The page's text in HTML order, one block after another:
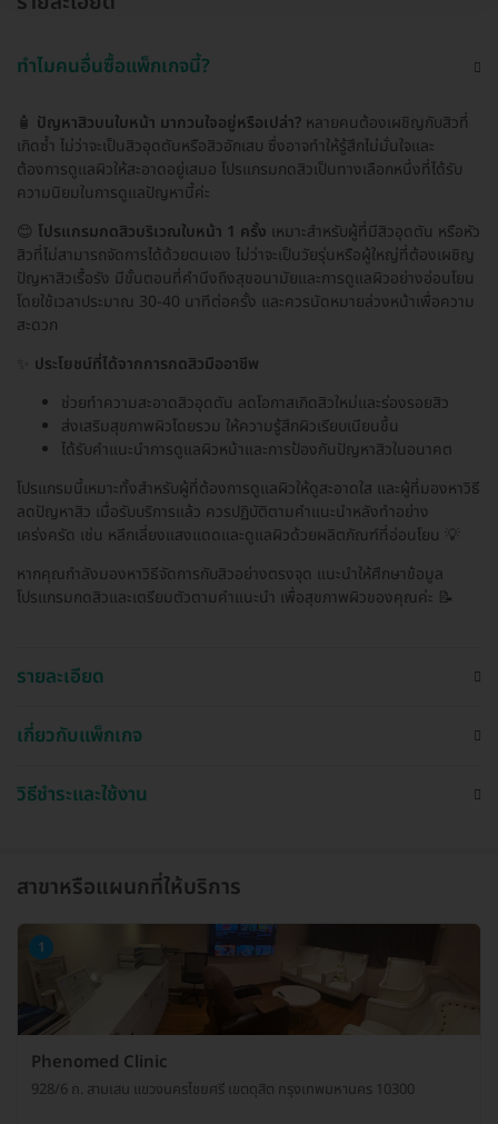
ทำไมคนอื่นซื้อแพ็กเกจนี้?
🧴 ปัญหาสิวบนใบหน้า มากวนใจอยู่หรือเปล่า? หลายคนต้องเผชิญกับสิวที่
เกิดซ้ำ ไม่ว่าจะเป็นสิวอุดตันหรือสิวอักเสบ ซึ่งอาจทำให้รู้สึกไม่มั่นใจและ
ต้องการดูแลผิวให้สะอาดอยู่เสมอ โปรแกรมกดสิวเป็นทางเลือกหนึ่งที่ได้รับ
ความนิยมในการดูแลปัญหานี้ค่ะ
😊 โปรแกรมกดสิวบริเวณใบหน้า 1 ครั้ง เหมาะสำหรับผู้ที่มีสิวอุดตัน หรือหัว
สิวที่ไม่สามารถจัดการได้ด้วยตนเอง ไม่ว่าจะเป็นวัยรุ่นหรือผู้ใหญ่ที่ต้องเผชิญ
ปัญหาสิวเรื้อรัง มีขั้นตอนที่คำนึงถึงสุขอนามัยและการดูแลผิวอย่างอ่อนโยน
โดยใช้เวลาประมาณ 30-40 นาทีต่อครั้ง และควรนัดหมายล่วงหน้าเพื่อความ
สะดวก
ประโยชน์ที่ได้จากการกดสิวมืออาชีพ
ช่วยทำความสะอาดสิวอุดตัน ลดโอกาสเกิดสิวใหม่และร่องรอยสิว
ส่งเสริมสุขภาพผิวโดยรวม ให้ความรู้สึกผิวเรียบเนียนขึ้น
ได้รับคำแนะนำการดูแลผิวหน้าและการป้องกันปัญหาสิวในอนาคต
โปรแกรมนี้เหมาะทั้งสำหรับผู้ที่ต้องการดูแลผิวให้ดูสะอาดใส และผู้ที่มองหาวิธี
ลดปัญหาสิว เมื่อรับบริการแล้ว ควรปฏิบัติตามคำแนะนำหลังทำอย่าง
เคร่งครัด เช่น หลีกเลี่ยงแสงแดดและดูแลผิวด้วยผลิตภัณฑ์ที่อ่อนโยน 💡
หากคุณกำลังมองหาวิธีจัดการกับสิวอย่างตรงจุด แนะนำให้ศึกษาข้อมูล
โปรแกรมกดสิวและเตรียมตัวตามคำแนะนำ เพื่อสุขภาพผิวของคุณค่ะ 📝
รายละเอียด
เกี่ยวกับแพ็กเกจ
วิธีชำระและใช้งาน
สาขาหรือแผนกที่ให้บริการ
1
Phenomed Clinic
928/6 ถ. สามเสน แขวงนครไชยศรี เขตดุสิต กรุงเทพมหานคร 10300